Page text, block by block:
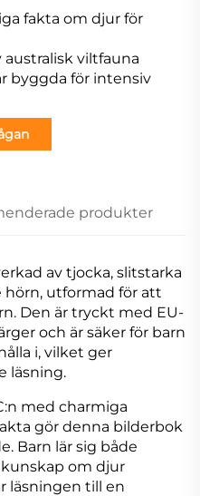
fakta om djur för
australisk viltfauna
byggda för intensiv
produkter
av tjocka, slitstarka
utformad för att
Den är tryckt med EU-
och är säker för barn
i, vilket ger
läsning.
med charmiga
gör denna bilderbok
Barn lär sig både
om djur
läsningen till en